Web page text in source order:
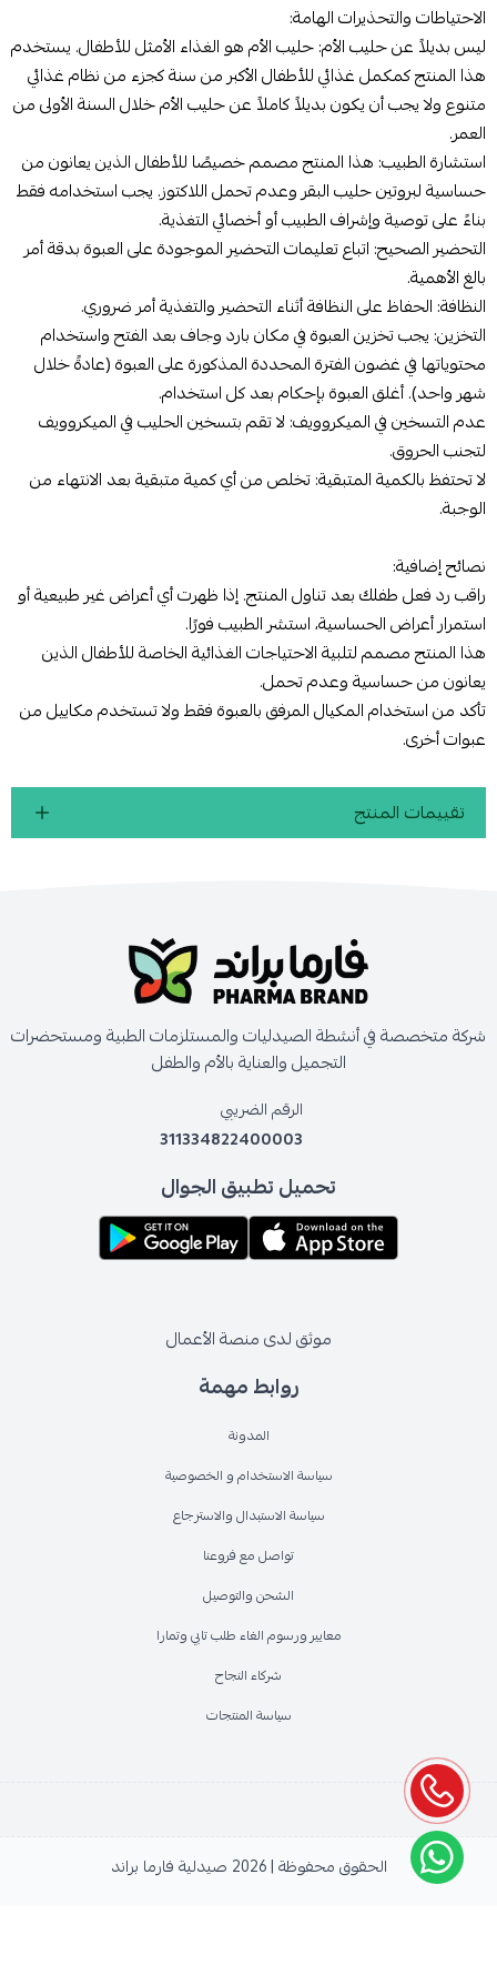
الاحتياطات والتحذيرات الهامة:
ليس بديلاً عن حليب الأم: حليب الأم هو الغذاء الأمثل للأطفال. يستخدم
هذا المنتج كمكمل غذائي للأطفال الأكبر من سنة كجزء من نظام غذائي
متنوع ولا يجب أن يكون بديلاً كاملاً عن حليب الأم خلال السنة الأولى من
العمر.
استشارة الطبيب: هذا المنتج مصمم خصيصًا للأطفال الذين يعانون من
حساسية لبروتين حليب البقر وعدم تحمل اللاكتوز. يجب استخدامه فقط
بناءً على توصية وإشراف الطبيب أو أخصائي التغذية.
التحضير الصحيح: اتباع تعليمات التحضير الموجودة على العبوة بدقة أمر
بالغ الأهمية.
النظافة: الحفاظ على النظافة أثناء التحضير والتغذية أمر ضروري.
التخزين: يجب تخزين العبوة في مكان بارد وجاف بعد الفتح واستخدام
محتوياتها في غضون الفترة المحددة المذكورة على العبوة (عادةً خلال
شهر واحد). أغلق العبوة بإحكام بعد كل استخدام.
عدم التسخين في الميكروويف: لا تقم بتسخين الحليب في الميكروويف
لتجنب الحروق.
لا تحتفظ بالكمية المتبقية: تخلص من أي كمية متبقية بعد الانتهاء من
الوجبة.
نصائح إضافية:
راقب رد فعل طفلك بعد تناول المنتج. إذا ظهرت أي أعراض غير طبيعية أو
استمرار أعراض الحساسية، استشر الطبيب فورًا.
هذا المنتج مصمم لتلبية الاحتياجات الغذائية الخاصة للأطفال الذين
يعانون من حساسية وعدم تحمل.
تأكد من استخدام المكيال المرفق بالعبوة فقط ولا تستخدم مكاييل من
عبوات أخرى.
تقييمات المنتج
روابط مهمة
المدونة
سياسة الاستخدام و الخصوصية
سياسة الاستبدال والاسترجاع
تواصل مع فروعنا
الشحن والتوصيل
معايير ورسوم الغاء طلب تابي وتمارا
شركاء النجاح
سياسة المنتجات
شركة متخصصة في أنشطة الصيدليات والمستلزمات الطبية ومستحضرات
التجميل والعناية بالأم والطفل
الرقم الضريبي
311334822400003
تحميل تطبيق الجوال
موثق لدى منصة الأعمال
الحقوق محفوظة | 2026 صيدلية فارما براند